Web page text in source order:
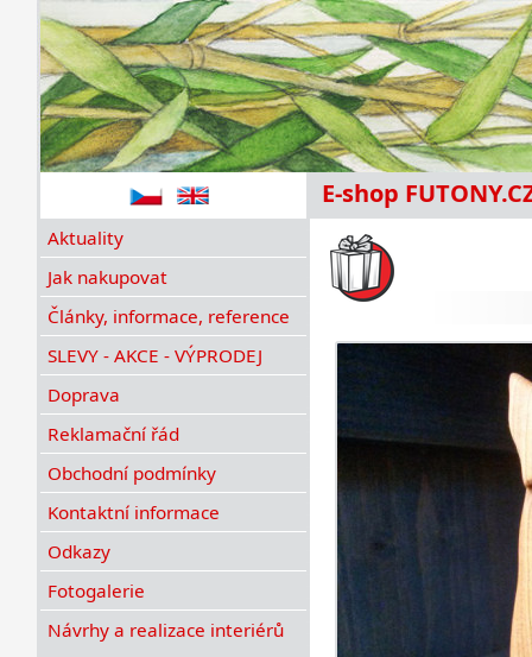
E-shop
Aktuality
Jak nakupovat
Články, informace, reference
SLEVY - AKCE - VÝPRODEJ
Doprava
Reklamační řád
Obchodní podmínky
Kontaktní informace
Odkazy
Fotogalerie
Návrhy a realizace interiérů